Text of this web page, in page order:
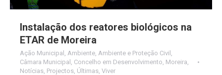
Instalação dos reatores biológicos na
ETAR de Moreira
Ação Municipal Ambiente Ambiente e Proteção Civil
Câmara Municipal Concelho em Desenvolvimento Moreira
Notícias Projectos Últimas Viver